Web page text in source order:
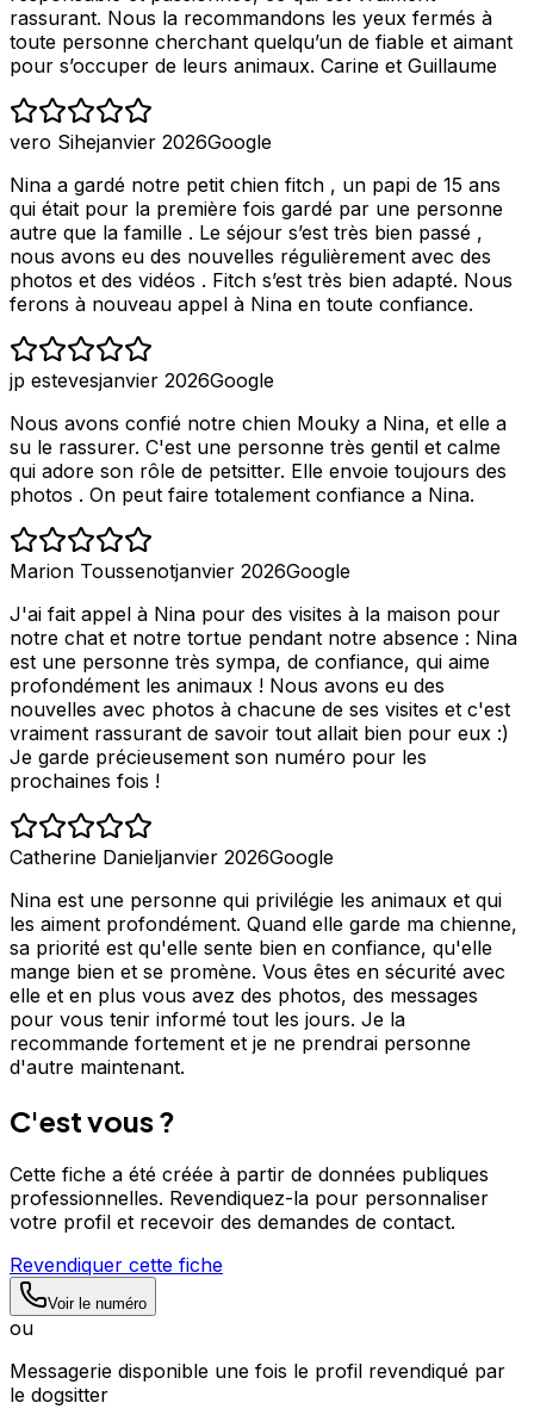
rassurant. Nous la recommandons les yeux fermés à
toute personne cherchant quelqu’un de fiable et aimant
pour s’occuper de leurs animaux. Carine et Guillaume
vero Sihejanvier 2026Google
Nina a gardé notre petit chien fitch , un papi de 15 ans
qui était pour la première fois gardé par une personne
autre que la famille . Le séjour s’est très bien passé ,
nous avons eu des nouvelles régulièrement avec des
photos et des vidéos . Fitch s’est très bien adapté. Nous
ferons à nouveau appel à Nina en toute confiance.
jp estevesjanvier 2026Google
Nous avons confié notre chien Mouky a Nina, et elle a
su le rassurer. C'est une personne très gentil et calme
qui adore son rôle de petsitter. Elle envoie toujours des
photos . On peut faire totalement confiance a Nina.
Marion Toussenotjanvier 2026Google
J'ai fait appel à Nina pour des visites à la maison pour
notre chat et notre tortue pendant notre absence : Nina
est une personne très sympa, de confiance, qui aime
profondément les animaux ! Nous avons eu des
nouvelles avec photos à chacune de ses visites et c'est
vraiment rassurant de savoir tout allait bien pour eux :)
Je garde précieusement son numéro pour les
prochaines fois !
Catherine Danieljanvier 2026Google
Nina est une personne qui privilégie les animaux et qui
les aiment profondément. Quand elle garde ma chienne,
sa priorité est qu'elle sente bien en confiance, qu'elle
mange bien et se promène. Vous êtes en sécurité avec
elle et en plus vous avez des photos, des messages
pour vous tenir informé tout les jours. Je la
recommande fortement et je ne prendrai personne
d'autre maintenant.
C'est vous ?
Cette fiche a été créée à partir de données publiques
professionnelles. Revendiquez-la pour personnaliser
votre profil et recevoir des demandes de contact.
Revendiquer cette fiche
Voir le numéro
ou
Messagerie disponible une fois le profil revendiqué par
le dogsitter